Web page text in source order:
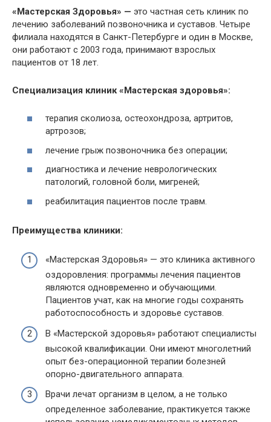
«Мастерская Здоровья» — это частная сеть клиник по
лечению заболеваний позвоночника и суставов. Четыре
филиала находятся в Санкт-Петербурге и один в Москве,
они работают с 2003 года, принимают взрослых
пациентов от 18 лет.
Специализация клиник «Мастерская здоровья»:
терапия сколиоза, остеохондроза, артритов,
артрозов;
лечение грыж позвоночника без операции;
диагностика и лечение неврологических
патологий, головной боли, мигреней;
реабилитация пациентов после травм.
Преимущества клиники:
«Мастерская Здоровья» — это клиника активного
оздоровления: программы лечения пациентов
являются одновременно и обучающими.
Пациентов учат, как на многие годы сохранять
работоспособность и здоровье суставов.
В «Мастерской здоровья» работают специалисты
высокой квалификации. Они имеют многолетний
опыт без-операционной терапии болезней
опорно-двигательного аппарата.
Врачи лечат организм в целом, а не только
определенное заболевание, практикуется также